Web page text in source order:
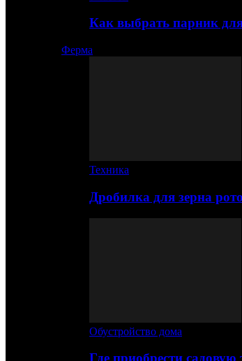
Как выбрать парник
Ферма
Техника
Дробилка для зерна
Обустройство дома